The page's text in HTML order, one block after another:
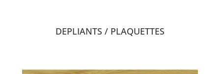
DEPLIANTS / PLAQUETTES